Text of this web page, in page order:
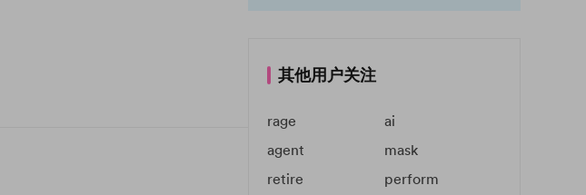
其他用户关注
rage
ai
agent
mask
retire
perform